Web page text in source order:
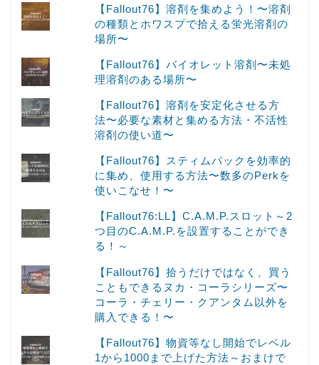
【Fallout76】溶剤を集めよう！〜溶剤
の種類とホワスプで拾える蛍光溶剤の
場所〜
【Fallout76】バイオレット溶剤〜未処
理溶剤のある場所〜
【Fallout76】溶剤を安定化させる方
法〜必要な素材と集める方法・不活性
溶剤の使い道〜
【Fallout76】スティムパックを効率的
に集め、使用する方法〜数多のPerkを
使いこなせ！〜
【Fallout76:LL】C.A.M.P.スロット～2
つ目のC.A.M.P.を設置することができ
る！～
【Fallout76】拾うだけではなく、買う
こともできるヌカ・コーラシリーズ〜
コーラ・チェリー・クアンタム以外を
購入できる！〜
【Fallout76】物資等なし開始でレベル
1から1000まで上げた方法～おまけで